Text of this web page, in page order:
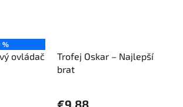
%
ovládač
Trofej Oskar – Najlepší
brat
€9,88